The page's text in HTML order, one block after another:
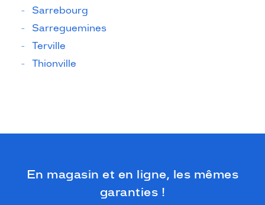
Sarrebourg
Sarreguemines
Terville
Thionville
En magasin et en ligne, les mêmes
garanties !